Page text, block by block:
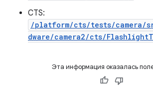
CTS:
/platform/cts/tests/camera/
dware/camera2/cts/
Эта информация оказалась